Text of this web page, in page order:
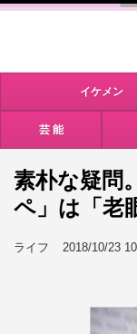
イケメン
芸 能
素朴な疑問
ペ」は「老
ライフ 2018/10/23